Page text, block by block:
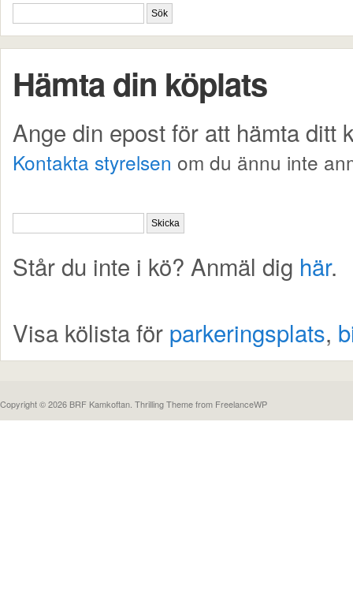
Hämta din köplats
Ange din epost för att hämta ditt
Kontakta styrelsen om du ännu inte
Står du inte i kö? Anmäl dig här.
Visa kölista för parkeringsplats,
Copyright © 2026 BRF Kamkoftan. Thrilling Themefrom FreelanceWP